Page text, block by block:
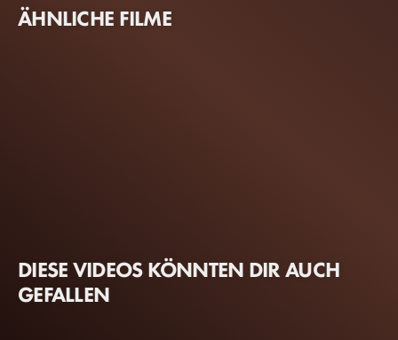
ÄHNLICHE FILME
DIESE VIDEOS KÖNNTEN DIR AUCH
GEFALLEN